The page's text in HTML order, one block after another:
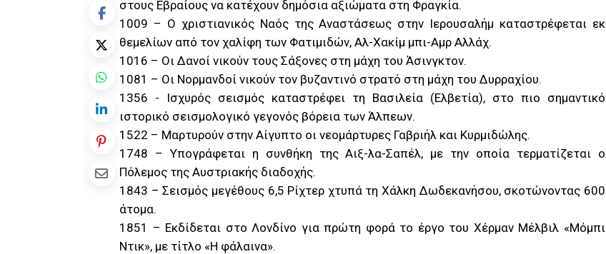
στους Εβραίους να κατέχουν δημόσια αξιώματα στη Φραγκία.
1009 – Ο χριστιανικός Ναός της Αναστάσεως στην Ιερουσαλήμ καταστρέφεται εκ
θεμελίων από τον χαλίφη των Φατιμιδών, Αλ-Χακίμ μπι-Αμρ Αλλάχ.
1016 – Οι Δανοί νικούν τους Σάξονες στη μάχη του Άσινγκτον.
1081 – Οι Νορμανδοί νικούν τον βυζαντινό στρατό στη μάχη του Δυρραχίου.
1356 - Ισχυρός σεισμός καταστρέφει τη Βασιλεία (Ελβετία), στο πιο σημαντικό
ιστορικό σεισμολογικό γεγονός βόρεια των Άλπεων.
1522 – Μαρτυρούν στην Αίγυπτο οι νεομάρτυρες Γαβριήλ και Κυρμιδώλης.
1748 – Υπογράφεται η συνθήκη της Αιξ-λα-Σαπέλ, με την οποία τερματίζεται ο
Πόλεμος της Αυστριακής διαδοχής.
1843 – Σεισμός μεγέθους 6,5 Ρίχτερ χτυπά τη Χάλκη Δωδεκανήσου, σκοτώνοντας 600
άτομα.
1851 – Εκδίδεται στο Λονδίνο για πρώτη φορά το έργο του Χέρμαν Μέλβιλ «Μόμπι
Ντικ», με τίτλο «Η φάλαινα».